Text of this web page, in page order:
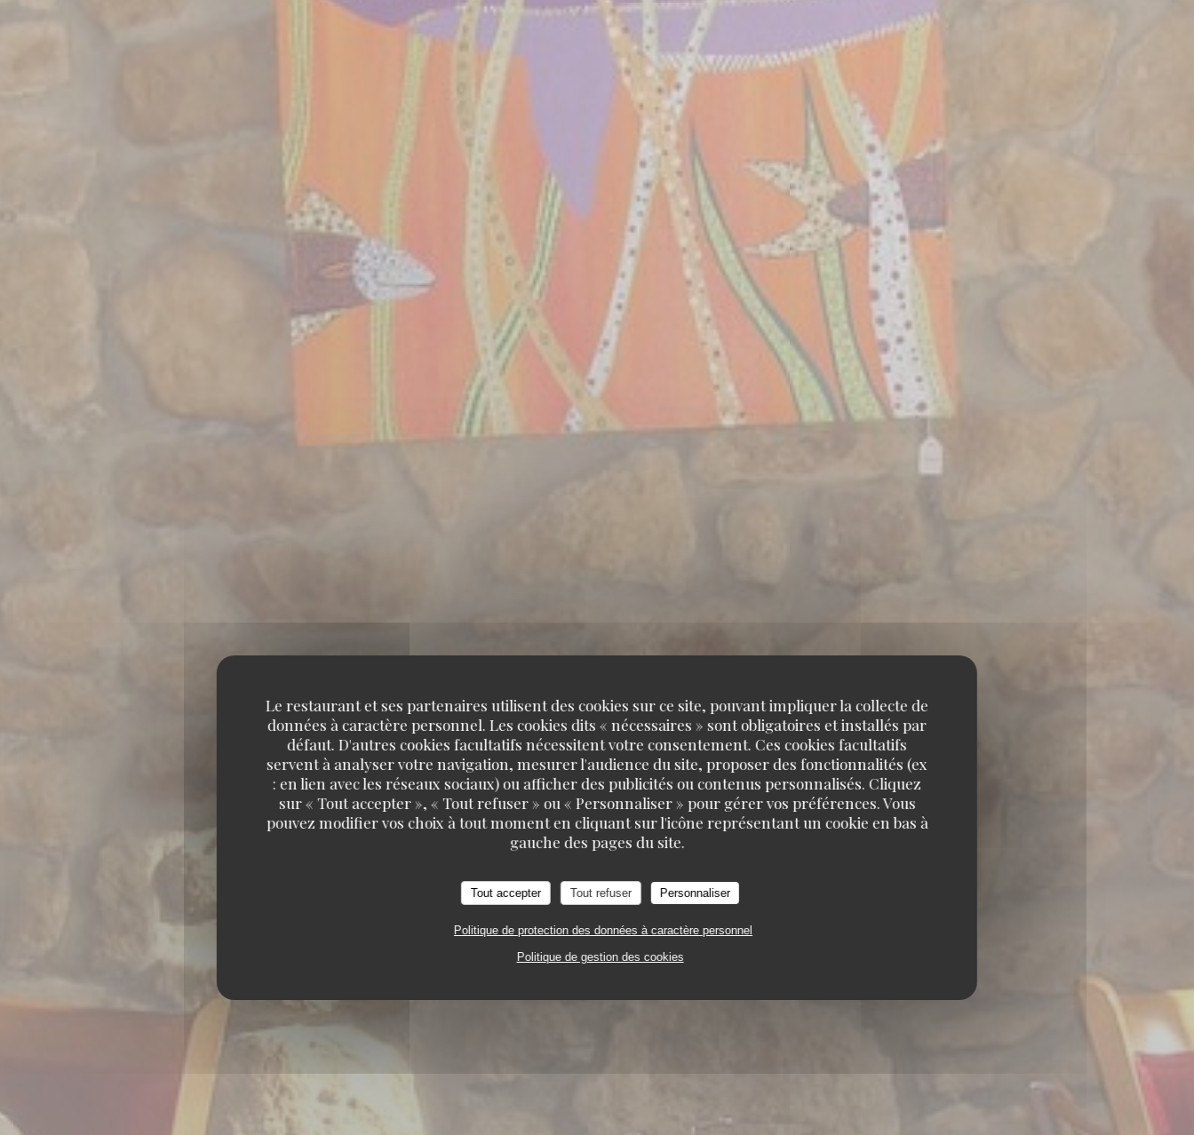
Le restaurant et ses partenaires utilisent des cookies sur ce site, pouvant impliquer la collecte de
données à caractère personnel. Les cookies dits « nécessaires » sont obligatoires et installés par
défaut. D'autres cookies facultatifs nécessitent votre consentement. Ces cookies facultatifs
servent à analyser votre navigation, mesurer l'audience du site, proposer des fonctionnalités (ex
: en lien avec les réseaux sociaux) ou afficher des publicités ou contenus personnalisés. Cliquez
sur « Tout accepter », « Tout refuser » ou « Personnaliser » pour gérer vos préférences. Vous
pouvez modifier vos choix à tout moment en cliquant sur l'icône représentant un cookie en bas à
gauche des pages du site.
Tout accepter Tout refuser Personnaliser
Politique de protection des données à caractère personnel
Politique de gestion des cookies
RESTAURANT TRADITIONNEL 5 QUAI ALBERT 1ER 78520 LIMAY